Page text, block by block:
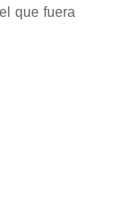
que fuera